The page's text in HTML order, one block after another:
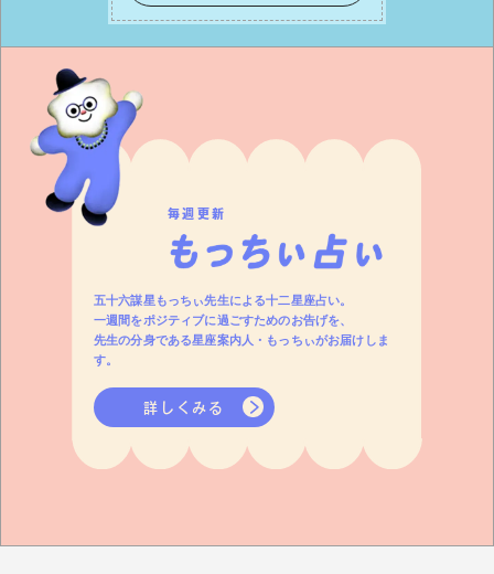
はずです。
毎週更新
五十六謀星もっちぃ先生による十二星座占い。
一週間をポジティブに過ごすためのお告げを、
先生の分身である星座案内人・もっちぃがお届けしま
す。
詳しくみる